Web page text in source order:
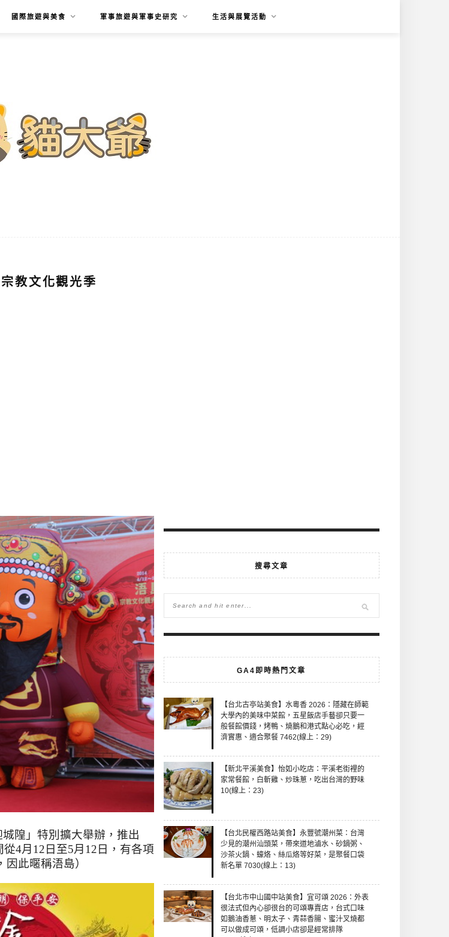
國際旅遊與美食 軍事旅遊與軍事史研究 生活與展覽活動
教文化觀光季
隍」特別擴大舉辦，推出
從4月 12日至5月 12日，有各項
此暱稱浯島）
搜尋文章
GA4即時熱門文章
【台北古亭站美食】水粵香 2026：隱藏在師範
大學內的美味中菜館，五星飯店手藝卻只要一
般餐館價錢，烤鴨、燒鵝和港式點心必吃，經
濟實惠、適合聚餐 7462(線上：29)
【新北平溪美食】怡如小吃店：平溪老街裡的
家常餐館，白斬雞、炒珠蔥，吃出台灣的野味
10(線上：23)
【台北民權西路站美食】永豐號潮州菜：台灣
少見的潮州汕頭菜，帶來道地滷水、砂鍋粥、
沙茶火鍋、蠔烙、絲瓜烙等好菜，是聚餐口袋
新名單 7030(線上：13)
【台北市中山國中站美食】宜可頌 2026：外表
很法式但內心卻很台的可頌專賣店，台式口味
如鵝油香蔥、明太子、青蒜香腸、蜜汁叉燒都
可以做成可頌，低調小店卻是經常排隊